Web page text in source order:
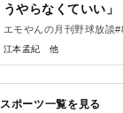
うやらなくていい」
エモやんの月刊野球放談
江本孟紀
スポーツ一覧を見る